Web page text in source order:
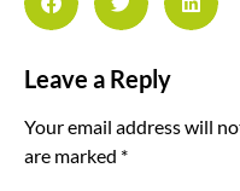
Leave a Reply
Your email address will
are marked *